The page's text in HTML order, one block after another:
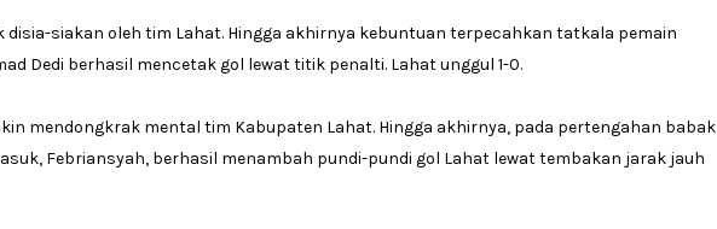
disia-siakan oleh tim Lahat. Hingga akhirnya kebuntuan terpecahkan tatkala pemain
Dedi berhasil mencetak gol lewat titik penalti. Lahat unggul 1-0.
mendongkrak mental tim Kabupaten Lahat. Hingga akhirnya, pada pertengahan babak
Febriansyah, berhasil menambah pundi-pundi gol Lahat lewat tembakan jarak jauh